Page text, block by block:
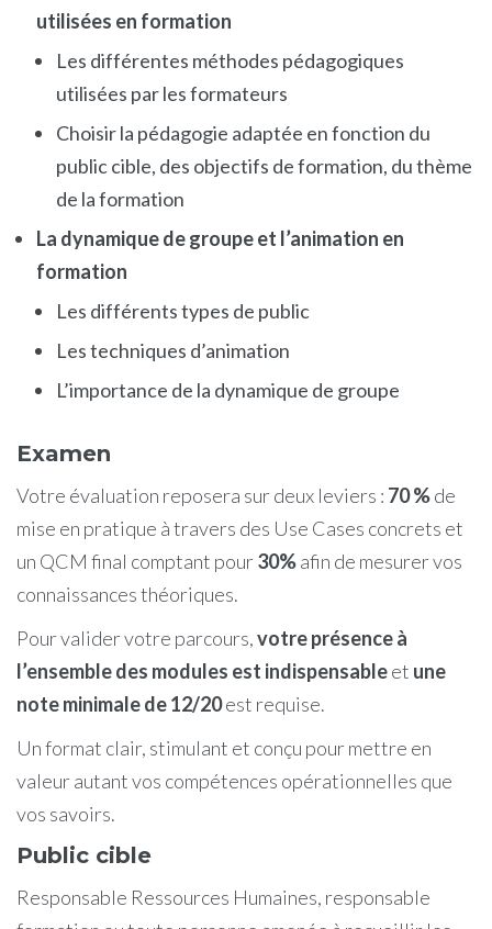
utilisées en formation
Les différentes méthodes pédagogiques
utilisées par les formateurs
Choisir la pédagogie adaptée en fonction du
public cible, des objectifs de formation, du thème
de la formation
La dynamique de groupe et l’animation en
formation
Les différents types de public
Les techniques d’animation
L’importance de la dynamique de groupe
Examen
Votre évaluation reposera sur deux leviers : 70 %de
mise en pratique à travers des Use Cases concrets et
un QCM final comptant pour30%afin de mesurer vos
connaissances théoriques.
Pour valider votre parcours,votre présence à
l’ensemble des modules est indispensableet une
note minimale de 12/20est requise.
Un format clair, stimulant et conçu pour mettre en
valeur autant vos compétences opérationnelles que
vos savoirs.
Public cible
Responsable Ressources Humaines, responsable